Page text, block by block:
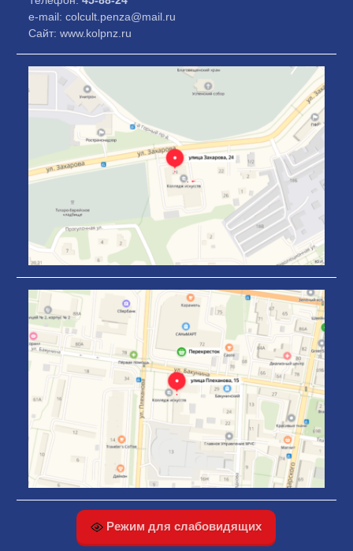
e-mail: colcult.penza@mail.ru
Сайт: www.kolpnz.ru
Режим для слабовидящих